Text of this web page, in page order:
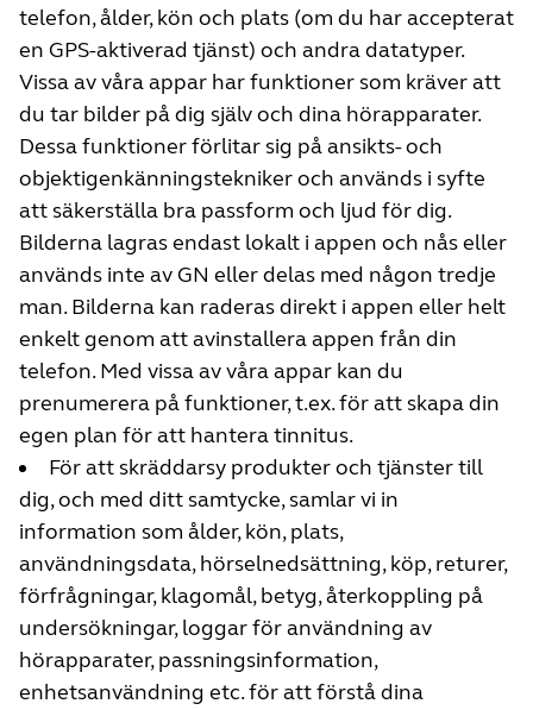
telefon, ålder, kön och plats (om du har accepterat
en GPS-aktiverad tjänst) och andra datatyper.
Vissa av våra appar har funktioner som kräver att
du tar bilder på dig själv och dina hörapparater.
Dessa funktioner förlitar sig på ansikts- och
objektigenkänningstekniker och används i syfte
att säkerställa bra passform och ljud för dig.
Bilderna lagras endast lokalt i appen och nås eller
används inte av GN eller delas med någon tredje
man. Bilderna kan raderas direkt i appen eller helt
enkelt genom att avinstallera appen från din
telefon. Med vissa av våra appar kan du
prenumerera på funktioner, t.ex. för att skapa din
egen plan för att hantera tinnitus.
För att skräddarsy produkter och tjänster till
dig, och med ditt samtycke, samlar vi in
information som ålder, kön, plats,
användningsdata, hörselnedsättning, köp, returer,
förfrågningar, klagomål, betyg, återkoppling på
undersökningar, loggar för användning av
hörapparater, passningsinformation,
enhetsanvändning etc. för att förstå dina